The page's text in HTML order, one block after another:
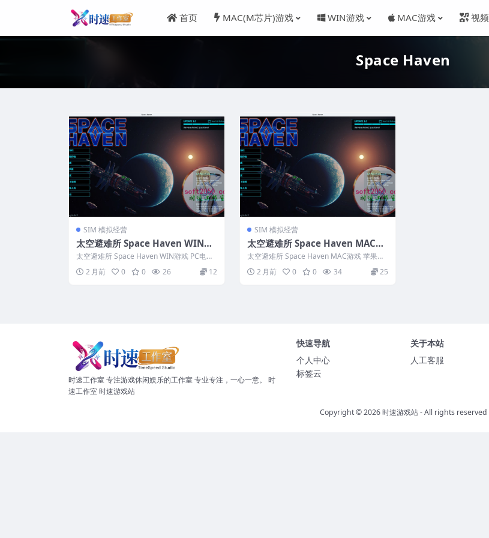
首页 MAC(M芯片)游戏 WIN游戏 MAC游戏 视频
Space Haven
SIM 模拟经营
太空避难所 Space Haven WIN游
戏 PC电脑游戏 适配系统WINDOW
S
太空避难所 Space Haven WIN游戏 PC电脑
游戏 适配系统WINDO...
2 月前 0 0 26 12
SIM 模拟经营
太空避难所 Space Haven MAC游
戏 苹果电脑游戏 适配苹果OS系统
macOS
太空避难所 Space Haven MAC游戏 苹果电
脑游戏 适配苹果OS系统m...
2 月前 0 0 34 25
时速工作室 专注游戏休闲娱乐的工作室 专业专注，一心一意。 时
速工作室 时速游戏站
快速导航
个人中心
标签云
关于本站
人工客服
Copyright © 2026时速游戏站- All rights reserved